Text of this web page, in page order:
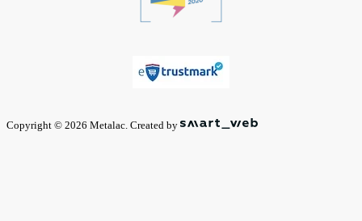
Copyright © 2026 Metalac. Created by